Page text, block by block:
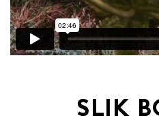
SLIK